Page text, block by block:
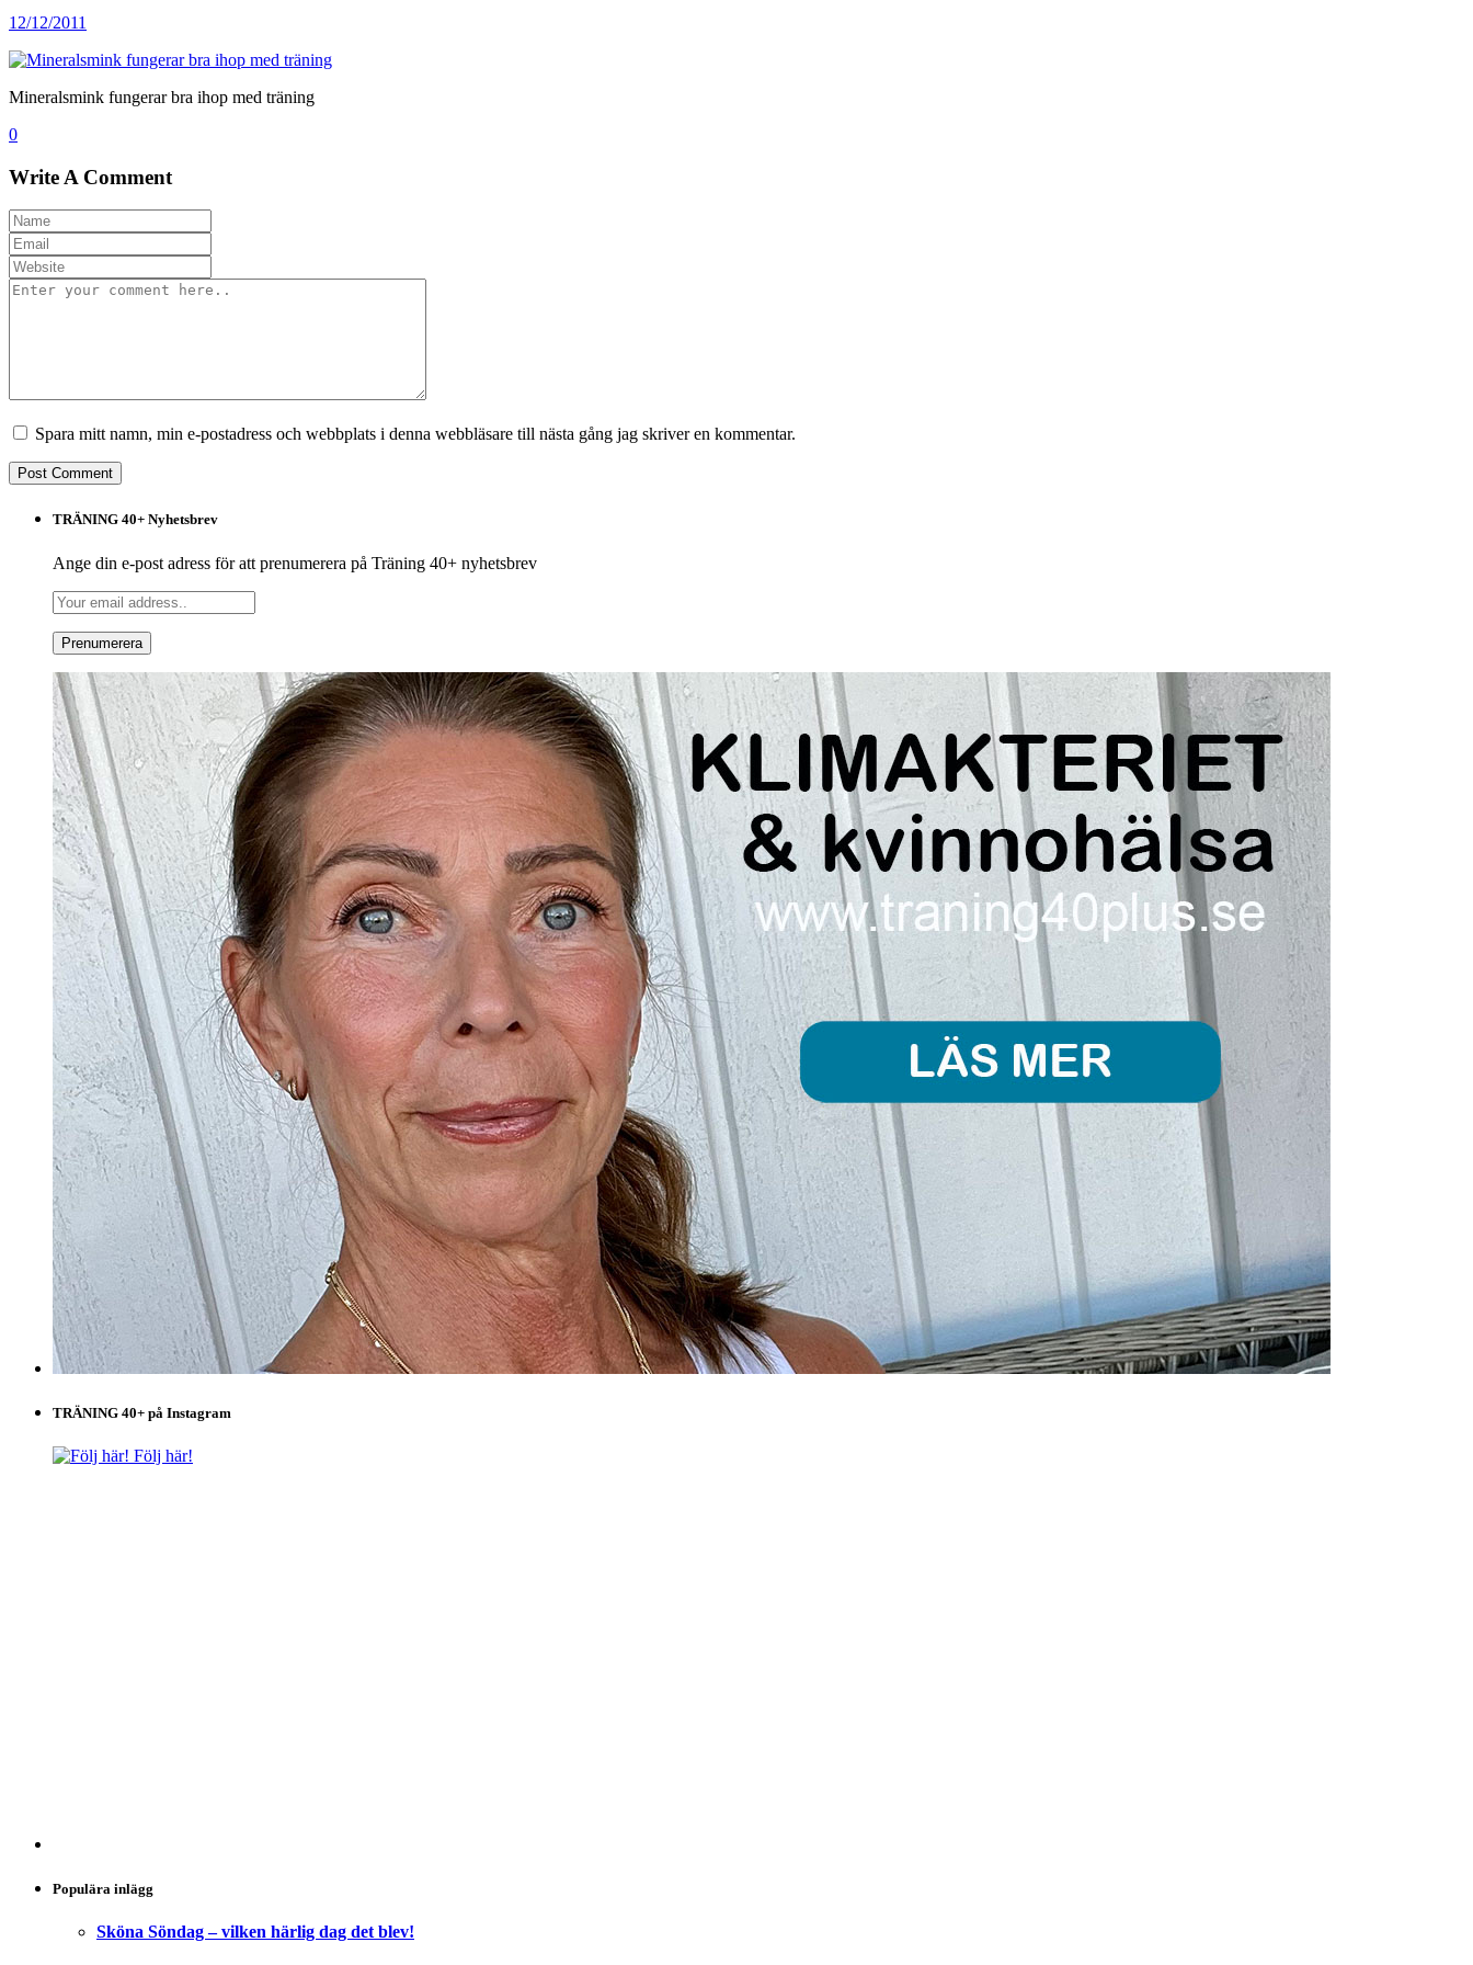
12/12/2011
Mineralsmink fungerar bra ihop med träning
0
Write A Comment
Spara mitt namn, min e-postadress och webbplats i denna webbläsare till nästa gång jag skriver en kommentar.
TRÄNING 40+ Nyhetsbrev
Ange din e-post adress för att prenumerera på Träning 40+ nyhetsbrev
TRÄNING 40+ på Instagram
Följ här!
Populära inlägg
Sköna Söndag – vilken härlig dag det blev!